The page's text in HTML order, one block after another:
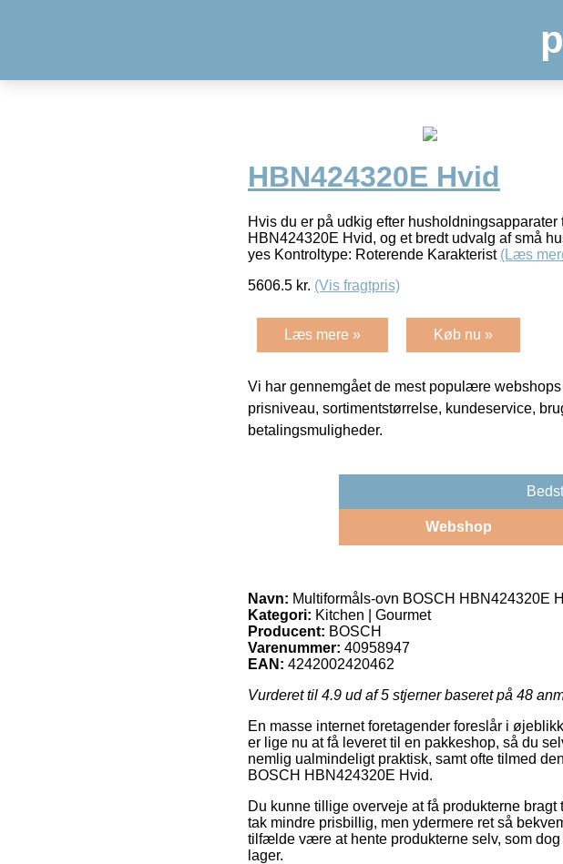
HBN424320E Hvid
Hvis du er på udkig efter
HBN424320E Hvid, og et bredt udvalg af små
yes Kontroltype: Roterende Karakterist (Læs
5606.5 kr. (Vis fragtpris)
Læs mere » Køb nu »
Vi har gennemgået de mest populære
prisniveau, sortimentstørrelse, kundeservice,
betalingsmuligheder.
Webshop
Navn: Multiformåls-ovn BOSCH HBN424320E
Kategori: Kitchen | Gourmet
Producent: BOSCH
Varenummer: 40958947
EAN: 4242002420462
Vurderet til 4.9 ud af 5 stjerner baseret på 48
En masse internet foretagender foreslår i
er lige nu at få leveret til en pakkeshop, så du
nemlig ualmindeligt praktisk, samt ofte tilmed
BOSCH HBN424320E Hvid.
Du kunne tillige overveje at få produkterne
tak mindre prisbillig, men ydermere ret så
tilfælde være at hente produkterne selv, som
lager.